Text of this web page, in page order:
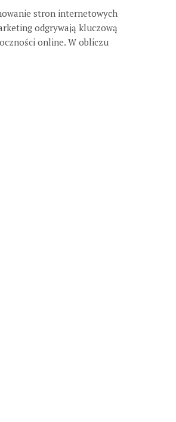
stron internetowych
odgrywają kluczową
online. W obliczu